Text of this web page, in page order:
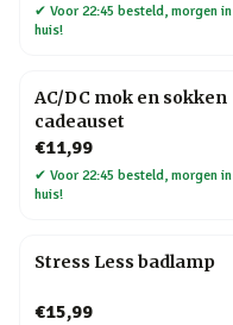
✔ Voor 22:45 besteld, morgen in
huis!
AC/DC mok en sokken
cadeauset
€11,99
✔ Voor 22:45 besteld, morgen in
huis!
Stress Less badlamp
€15,99